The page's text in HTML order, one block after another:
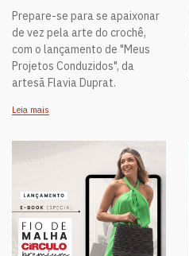
Prepare-se para se apaixonar
de vez pela arte do crochê,
com o lançamento de "Meus
Projetos Conduzidos", da
artesã Flavia Duprat.
Leia mais